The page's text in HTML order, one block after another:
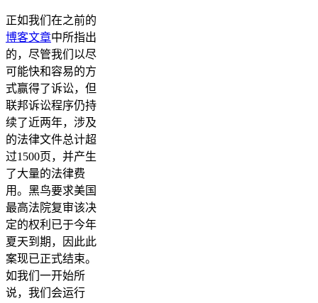
正如我们在之前的
博客文章中所指出
的，尽管我们以尽
可能快和容易的方
式赢得了诉讼，但
联邦诉讼程序仍持
续了近两年，涉及
的法律文件总计超
过1500页，并产生
了大量的法律费
用。黑鸟要求美国
最高法院复审该决
定的权利已于今年
夏天到期，因此此
案现已正式结束。
如我们一开始所
说，我们会运行